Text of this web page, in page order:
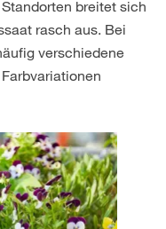
breitet sich
rasch aus. Bei
verschiedene